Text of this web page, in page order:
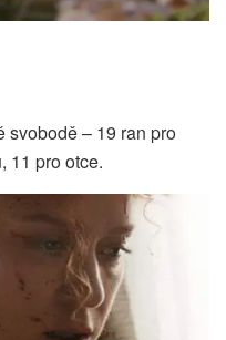
svobodě – 19 ran pro
11 pro otce.